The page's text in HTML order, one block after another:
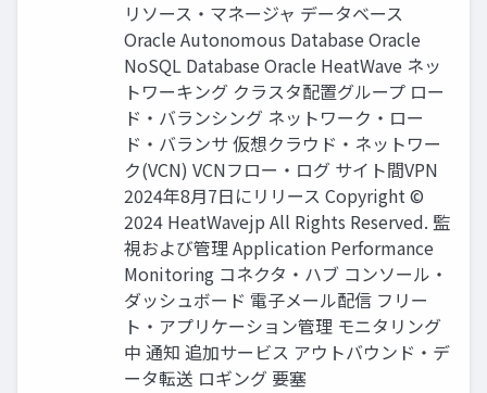
リソース・マネージャ データベース
Oracle Autonomous Database Oracle
NoSQL Database Oracle HeatWave ネッ
トワーキング クラスタ配置グループ ロー
ド・バランシング ネットワーク・ロー
ド・バランサ 仮想クラウド・ネットワー
ク(VCN) VCNフロー・ログ サイト間VPN
2024年8月7日にリリース Copyright ©
2024 HeatWavejp All Rights Reserved. 監
視および管理 Application Performance
Monitoring コネクタ・ハブ コンソール・
ダッシュボード 電子メール配信 フリー
ト・アプリケーション管理 モニタリング
中 通知 追加サービス アウトバウンド・デ
ータ転送 ロギング 要塞